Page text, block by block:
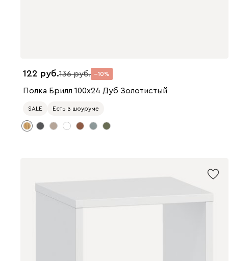
122 136 10
Полка Брилл 100x24 Дуб Золотистый
SALE Есть в шоуруме